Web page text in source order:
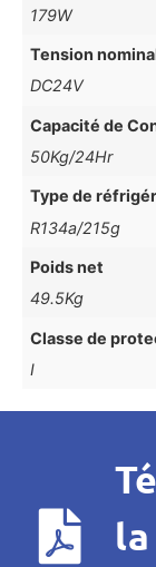
179W
Tension
DC24V
Capacité de
50Kg/24Hr
Type de
R134a/215g
Poids net
49.5Kg
Classe de
I